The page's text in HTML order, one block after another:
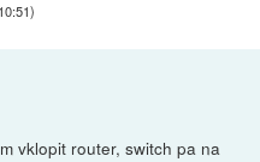
)
vklopit router, switch pa na